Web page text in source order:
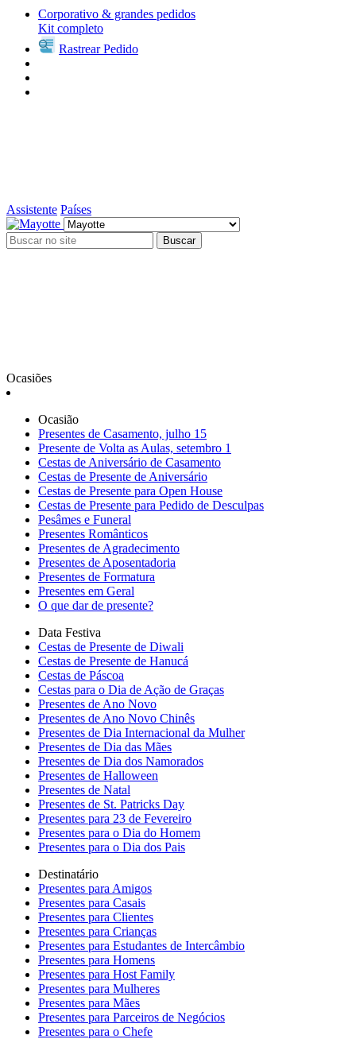
Corporativo & grandes pedidos
Kit completo
Rastrear Pedido
Assistente Países
Buscar
Ocasiões
Ocasião
Presentes de Casamento, julho 15
Presente de Volta as Aulas, setembro 1
Cestas de Aniversário de Casamento
Cestas de Presente de Aniversário
Cestas de Presente para Open House
Cestas de Presente para Pedido de Desculpas
Pesâmes e Funeral
Presentes Românticos
Presentes de Agradecimento
Presentes de Aposentadoria
Presentes de Formatura
Presentes em Geral
O que dar de presente?
Data Festiva
Cestas de Presente de Diwali
Cestas de Presente de Hanucá
Cestas de Páscoa
Cestas para o Dia de Ação de Graças
Presentes de Ano Novo
Presentes de Ano Novo Chinês
Presentes de Dia Internacional da Mulher
Presentes de Dia das Mães
Presentes de Dia dos Namorados
Presentes de Halloween
Presentes de Natal
Presentes de St. Patricks Day
Presentes para 23 de Fevereiro
Presentes para o Dia do Homem
Presentes para o Dia dos Pais
Destinatário
Presentes para Amigos
Presentes para Casais
Presentes para Clientes
Presentes para Crianças
Presentes para Estudantes de Intercâmbio
Presentes para Homens
Presentes para Host Family
Presentes para Mulheres
Presentes para Mães
Presentes para Parceiros de Negócios
Presentes para o Chefe